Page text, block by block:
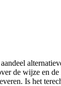
de wijze en
Is het